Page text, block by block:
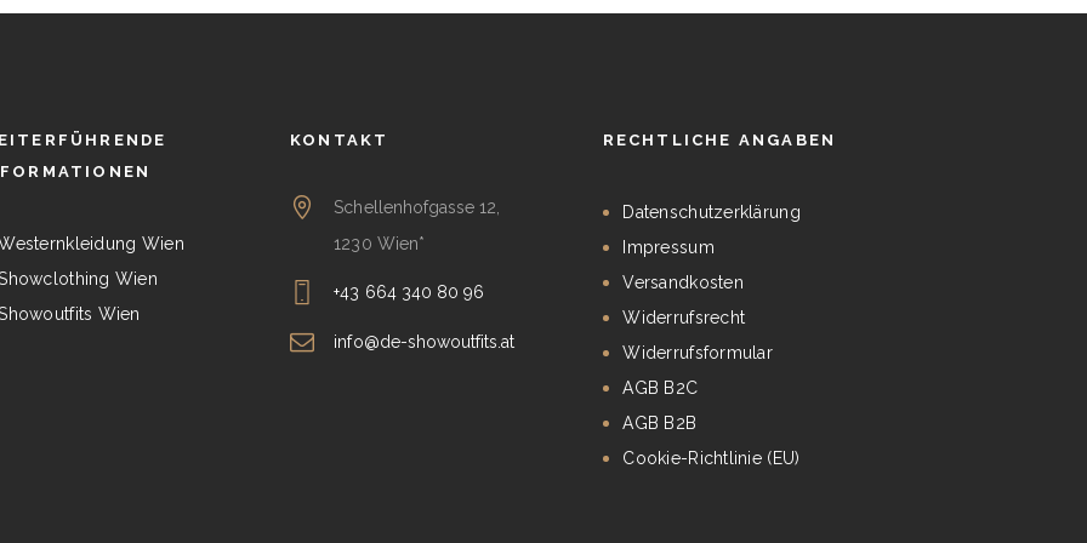
Wien
Wien
Wien
KONTAKT
Schellenhofgasse 12,
1230 Wien*
+43 664 340 80 96
info@de-showoutfits.at
RECHTLICHE ANGABEN
Datenschutzerklärung
Impressum
Versandkosten
Widerrufsrecht
Widerrufsformular
AGB B2C
AGB B2B
Cookie-Richtlinie (EU)